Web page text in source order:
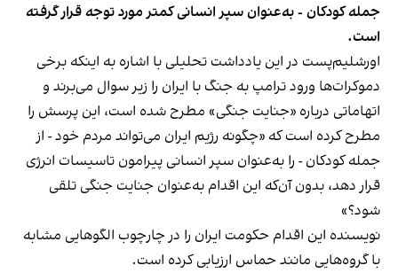
جمله کودکان - به‌عنوان سپر انسانی کمتر مورد توجه قرار گرفته
است.
اورشلیم‌پست در این یادداشت تحلیلی با اشاره به اینکه برخی
دموکرات‌ها ورود ترامپ به جنگ با ایران را زیر سوال می‌برند و
اتهاماتی درباره «جنایت جنگی» مطرح شده است، این پرسش را
مطرح کرده است که «چگونه رژیم ایران می‌تواند مردم خود - از
جمله کودکان - را به‌عنوان سپر انسانی پیرامون تاسیسات انرژی
قرار دهد، بدون آن‌که این اقدام به‌عنوان جنایت جنگی تلقی
شود؟»
نویسنده این اقدام حکومت ایران را در چارچوب الگوهایی مشابه
با گروه‌هایی مانند حماس ارزیابی کرده است.